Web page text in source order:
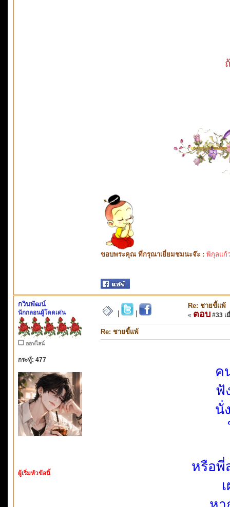
ขอบพระคุณ ที่กรุณาเยี่ยมชมนะจ๊ะ : พิกุลแก้
กวินพัฒน์
นักกลอนผู้โดดเด่น
ออฟไลน์
กระทู้: 477
ผู้เริ่มหัวข้อนี้
Re: ชายขี้แพ้
« ตอบ #33 เ
Re: ชายขี้แพ้
ค
ฟั
นั่
หรือพี่